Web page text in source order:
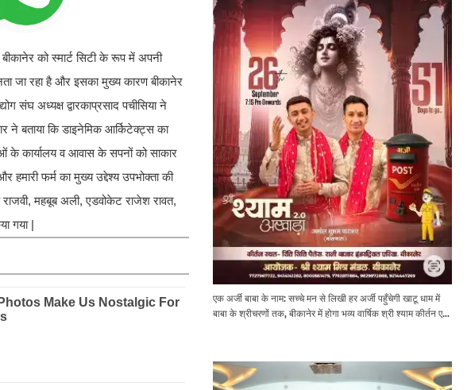
को स्मार्ट सिटी के रूप में अपनी
जा रहा है और इसका मुख्य कारण बीकानेर
संघ अध्यक्ष द्वारकाप्रसाद पचीसिया ने
ने बताया कि डाइनेमिक आर्किटेक्ट्स का
के कार्यालय व आवास के सपनों को साकार
हमारी फर्म का मुख्य उद्देश्य उपभोक्ता की
महबूब अली, एडवोकेट राजेश रावत,
गया |
एक अर्जी बाबा के नाम: सच्चे मन से लिखी हर अर्जी पहुँचेगी खाटू धाम में
बाबा के श्रीचरणों तक, बीकानेर में होगा भव्य वार्षिक श्री श्याम कीर्तन एवं